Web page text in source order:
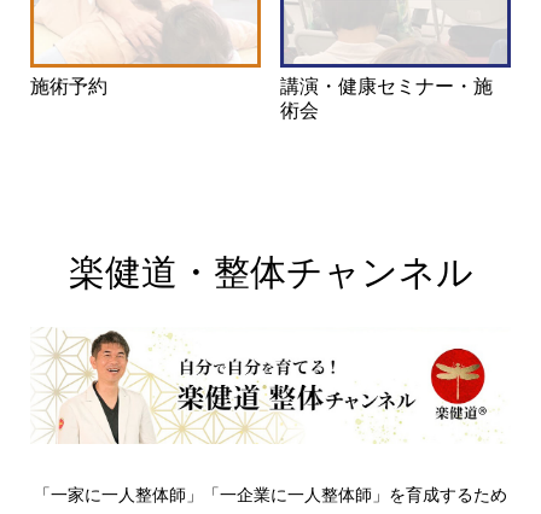
施術予約
講演・健康セミナー・施
術会
楽健道・整体チャンネル
「一家に一人整体師」「一企業に一人整体師」を育成するため